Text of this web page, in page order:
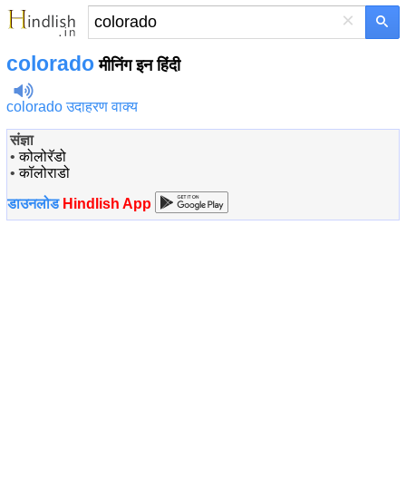
×
colorado मीनिंग इन हिंदी
colorado उदाहरण वाक्य
संज्ञा
•कोलोरॅडो
•कॉलोराडो
डाउनलोड Hindlish App